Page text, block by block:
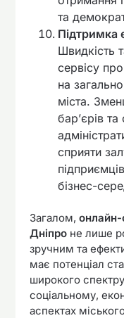
та
Підтримка
Швидкість
сервісу
на
міста.
бар’єрів
сприяти
бізнес-
Загалом,онлайн-
Дніпро не лише
зручним та
має потенціал
широкого
соціальному,
аспектах